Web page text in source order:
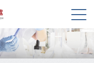
展
開
單